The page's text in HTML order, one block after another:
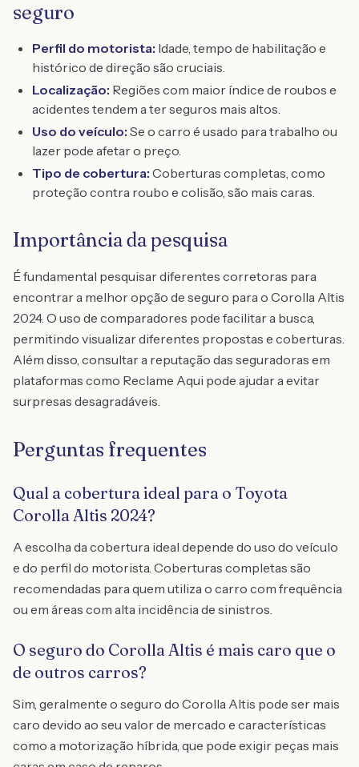
seguro
Perfil do motorista: Idade, tempo de habilitação e
histórico de direção são cruciais.
Localização: Regiões com maior índice de roubos e
acidentes tendem a ter seguros mais altos.
Uso do veículo: Se o carro é usado para trabalho ou
lazer pode afetar o preço.
Tipo de cobertura: Coberturas completas, como
proteção contra roubo e colisão, são mais caras.
Importância da pesquisa
É fundamental pesquisar diferentes corretoras para
encontrar a melhor opção de seguro para o Corolla Altis
2024. O uso de comparadores pode facilitar a busca,
permitindo visualizar diferentes propostas e coberturas.
Além disso, consultar a reputação das seguradoras em
plataformas como Reclame Aqui pode ajudar a evitar
surpresas desagradáveis.
Perguntas frequentes
Qual a cobertura ideal para o Toyota
Corolla Altis 2024?
A escolha da cobertura ideal depende do uso do veículo
e do perfil do motorista. Coberturas completas são
recomendadas para quem utiliza o carro com frequência
ou em áreas com alta incidência de sinistros.
O seguro do Corolla Altis é mais caro que o
de outros carros?
Sim, geralmente o seguro do Corolla Altis pode ser mais
caro devido ao seu valor de mercado e características
como a motorização híbrida, que pode exigir peças mais